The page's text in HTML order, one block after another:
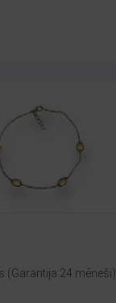
(Garantija 24 mēneši)